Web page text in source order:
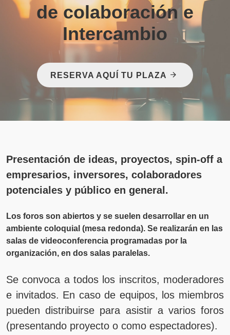
de colaboración e
Intercambio
RESERVA AQUÍ TU PLAZA
Presentación de ideas, proyectos, spin-off a
empresarios, inversores, colaboradores
potenciales y público en general.
Los foros son abiertos y se suelen desarrollar en un
ambiente coloquial (mesa redonda). Se realizarán en las
salas de videoconferencia programadas por la
organización, en dos salas paralelas.
Se convoca a todos los inscritos, moderadores
e invitados. En caso de equipos, los miembros
pueden distribuirse para asistir a varios foros
(presentando proyecto o como espectadores).